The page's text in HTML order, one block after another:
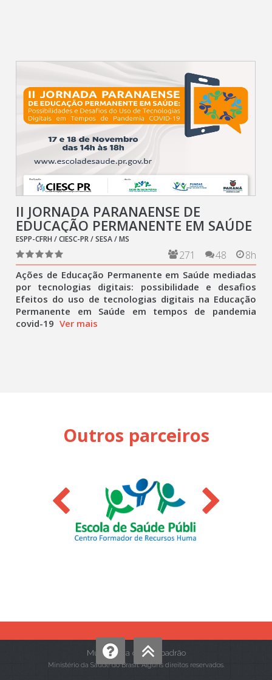
II JORNADA PARANAENSE DE
EDUCAÇÃO PERMANENTE EM SAÚDE
ESPP-CFRH / CIESC-PR / SESA / MS
8h
48
271
Ações de Educação Permanente em Saúde mediadas
por tecnologias digitais: possibilidade e desafios
Efeitos do uso de tecnologias digitais na Educação
Permanente em Saúde em tempos de pandemia
covid-19 Ver mais
Outros parceiros
Mudar para o tema padrão
Ministério da Saúde do Brasil. Alguns direitos reservados.